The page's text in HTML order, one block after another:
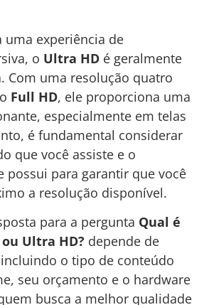
uma experiência de
o Ultra HD é geralmente
Com uma resolução quatro
Full HD, ele proporciona uma
especialmente em telas
é fundamental considerar
que você assiste e o
possui para garantir que você
a resolução disponível.
para a pergunta Qual é
Ultra HD? depende de
o tipo de conteúdo
seu orçamento e o hardware
busca a melhor qualidade